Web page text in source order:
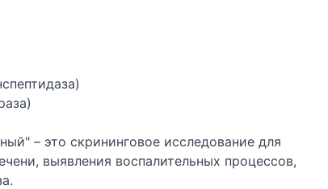
– это скрининговое исследование для
выявления воспалительных процессов,